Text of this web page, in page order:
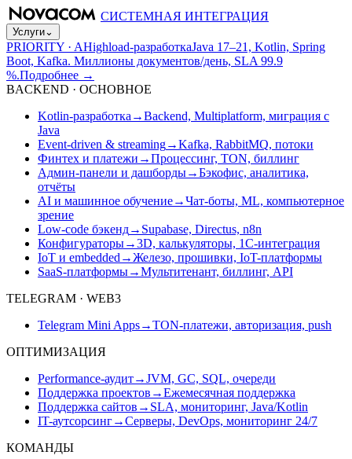
СИСТЕМНАЯ ИНТЕГРАЦИЯ
Услуги⌄
PRIORITY · AHighload-разработкаJava 17–21, Kotlin, Spring
Boot, Kafka. Миллионы документов/день, SLA 99.9
%.Подробнее →
BACKEND · ОСНОВНОЕ
Kotlin-разработка →Backend, Multiplatform, миграция с
Java
Event-driven & streaming→Kafka, RabbitMQ, потоки
Финтех и платежи →Процессинг, TON, биллинг
Админ-панели и дашборды→Бэкофис, аналитика,
отчёты
AI и машинное обучение→Чат-боты, ML, компьютерное
зрение
Low-code бэкенд→ Supabase, Directus, n8n
Конфигураторы→3D, калькуляторы, 1С-интеграция
IoT и embedded →Железо, прошивки, IoT-платформы
SaaS-платформы→Мультитенант, биллинг, API
TELEGRAM · WEB3
Telegram Mini Apps→TON-платежи, авторизация, push
ОПТИМИЗАЦИЯ
Performance-аудит→JVM, GC, SQL, очереди
Поддержка проектов →Ежемесячная поддержка
Поддержка сайтов → SLA, мониторинг, Java/Kotlin
IT-аутсорсинг→Серверы, DevOps, мониторинг 24/7
КОМАНДЫ